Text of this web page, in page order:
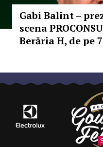
Gabi Balint –
scena
Berăria H, de pe